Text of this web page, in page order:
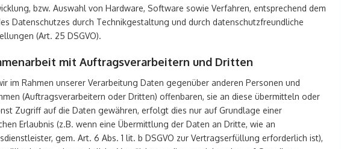
bzw. Auswahl von Hardware, Software sowie Verfahren, entsprechend dem
Datenschutzes durch Technikgestaltung und durch datenschutzfreundliche
(Art. 25 DSGVO).
mit Auftragsverarbeitern und Dritten
im Rahmen unserer Verarbeitung Daten gegenüber anderen Personen und
(Auftragsverarbeitern oder Dritten) offenbaren, sie an diese übermitteln oder
Zugriff auf die Daten gewähren, erfolgt dies nur auf Grundlage einer
Erlaubnis (z.B. wenn eine Übermittlung der Daten an Dritte, wie an
gem. Art. 6 Abs. 1 lit. b DSGVO zur Vertragserfüllung erforderlich ist),